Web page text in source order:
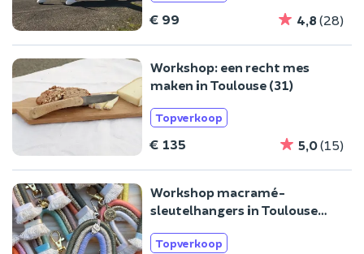
€ 99 4,8 (28)
Workshop: een recht mes
maken in Toulouse (31)
Topverkoop
€ 135 5,0(15)
Workshop macramé-
sleutelhangers in Toulouse
Topverkoop